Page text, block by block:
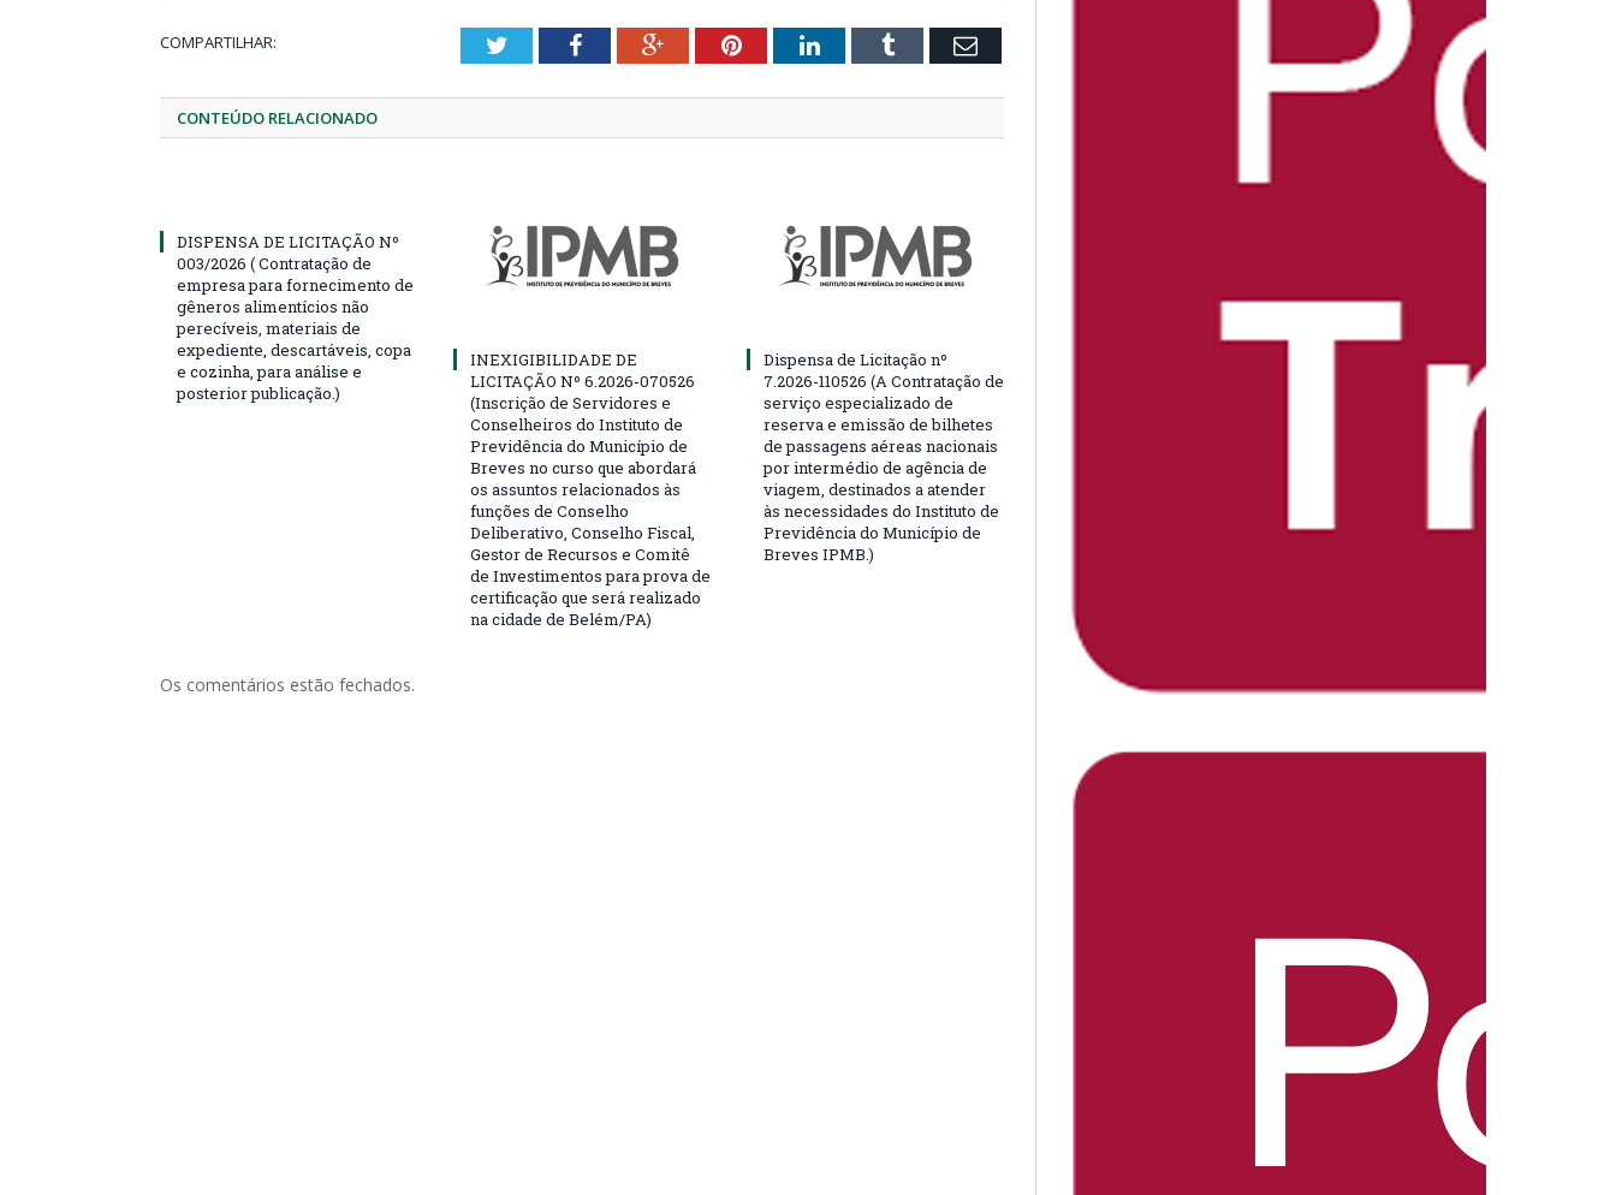
COMPARTILHAR: TwitterFacebookGoogle+PinterestLinkedInTumblr Email
CONTEÚDO RELACIONADO
DISPENSA DE LICITAÇÃO Nº
003/2026 ( Contratação de
empresa para fornecimento de
gêneros alimentícios não
perecíveis, materiais de
expediente, descartáveis, copa
e cozinha, para análise e
posterior publicação.)
INEXIGIBILIDADE DE
LICITAÇÃO Nº 6.2026-070526
(Inscrição de Servidores e
Conselheiros do Instituto de
Previdência do Município de
Breves no curso que abordará
os assuntos relacionados às
funções de Conselho
Deliberativo, Conselho Fiscal,
Gestor de Recursos e Comitê
de Investimentos para prova de
certificação que será realizado
na cidade de Belém/PA)
Dispensa de Licitação nº
7.2026-110526 (A Contratação de
serviço especializado de
reserva e emissão de bilhetes
de passagens aéreas nacionais
por intermédio de agência de
viagem, destinados a atender
às necessidades do Instituto de
Previdência do Município de
Breves IPMB.)
Os comentários estão fechados.